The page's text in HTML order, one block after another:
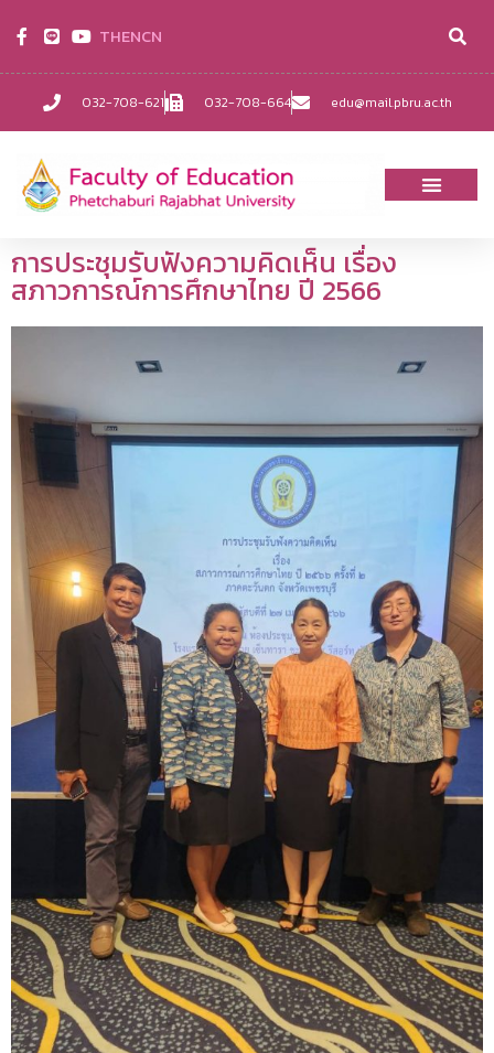
032-708-621 032-708-664 edu@mail.pbru.ac.th
THENCN
การประชุมรับฟังความคิดเห็น เรื่อง
สภาวการณ์การศึกษาไทย ปี 2566